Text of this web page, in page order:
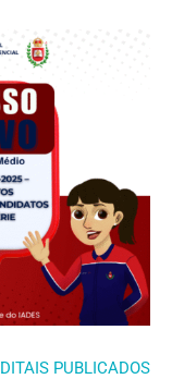
PUBLICADOS